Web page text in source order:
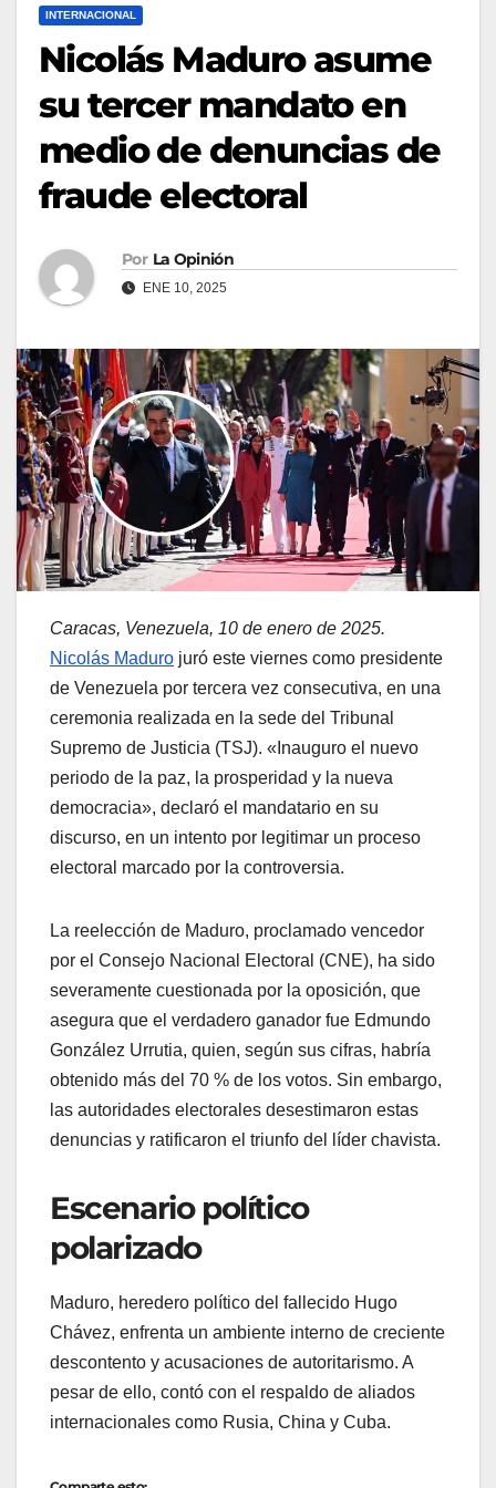
INTERNACIONAL
Nicolás Maduro asume
su tercer mandato en
medio de denuncias de
fraude electoral
Por La Opinión
ENE 10, 2025
Caracas, Venezuela, 10 de enero de 2025.
Nicolás Maduro juró este viernes como presidente
de Venezuela por tercera vez consecutiva, en una
ceremonia realizada en la sede del Tribunal
Supremo de Justicia (TSJ). «Inauguro el nuevo
periodo de la paz, la prosperidad y la nueva
democracia», declaró el mandatario en su
discurso, en un intento por legitimar un proceso
electoral marcado por la controversia.
La reelección de Maduro, proclamado vencedor
por el Consejo Nacional Electoral (CNE), ha sido
severamente cuestionada por la oposición, que
asegura que el verdadero ganador fue Edmundo
González Urrutia, quien, según sus cifras, habría
obtenido más del 70 % de los votos. Sin embargo,
las autoridades electorales desestimaron estas
denuncias y ratificaron el triunfo del líder chavista.
Escenario político
polarizado
Maduro, heredero político del fallecido Hugo
Chávez, enfrenta un ambiente interno de creciente
descontento y acusaciones de autoritarismo. A
pesar de ello, contó con el respaldo de aliados
internacionales como Rusia, China y Cuba.